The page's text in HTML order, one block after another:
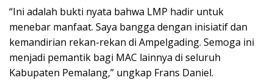
“Ini adalah bukti nyata bahwa LMP hadir untuk
menebar manfaat. Saya bangga dengan inisiatif dan
kemandirian rekan-rekan di Ampelgading. Semoga ini
menjadi pemantik bagi MAC lainnya di seluruh
Kabupaten Pemalang,” ungkap Frans Daniel.